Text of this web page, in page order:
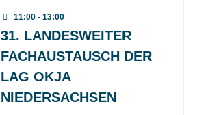
11:00 - 13:00
31. LANDESWEITER
FACHAUSTAUSCH DER
LAG OKJA
NIEDERSACHSEN